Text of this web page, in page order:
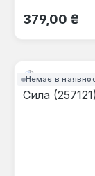
Звичайна
379,00 ₴
Немає в